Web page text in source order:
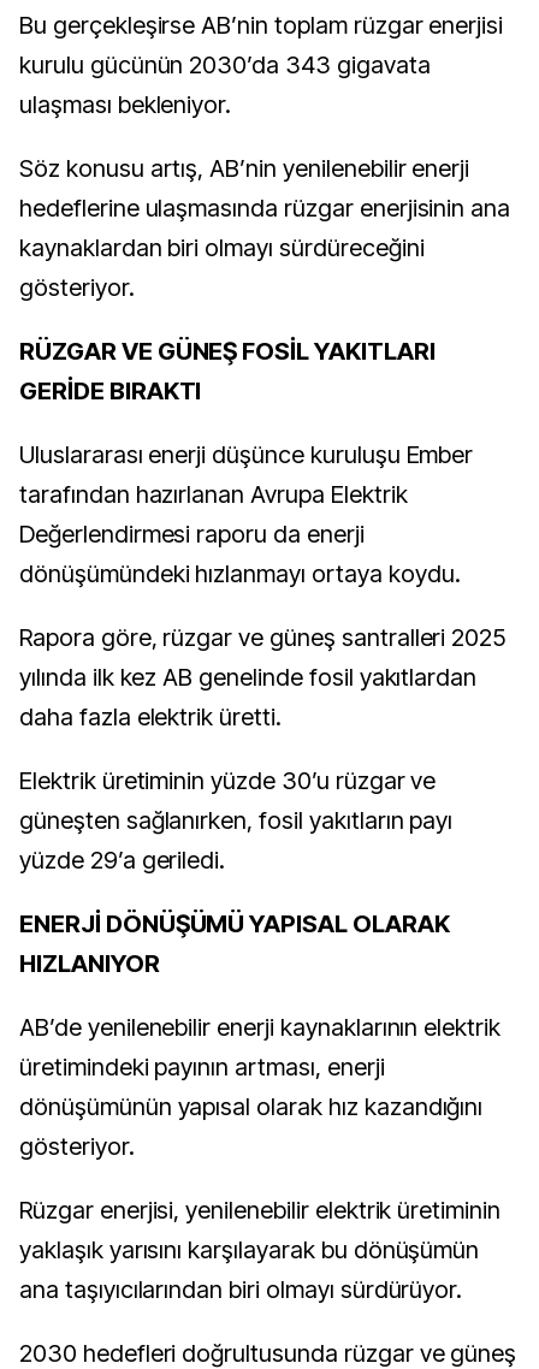
Bu gerçekleşirse AB’nin toplam rüzgar enerjisi
kurulu gücünün 2030’da 343 gigavata
ulaşması bekleniyor.
Söz konusu artış, AB’nin yenilenebilir enerji
hedeflerine ulaşmasında rüzgar enerjisinin ana
kaynaklardan biri olmayı sürdüreceğini
gösteriyor.
RÜZGAR VE GÜNEŞ FOSİL YAKITLARI
GERİDE BIRAKTI
Uluslararası enerji düşünce kuruluşu Ember
tarafından hazırlanan Avrupa Elektrik
Değerlendirmesi raporu da enerji
dönüşümündeki hızlanmayı ortaya koydu.
Rapora göre, rüzgar ve güneş santralleri 2025
yılında ilk kez AB genelinde fosil yakıtlardan
daha fazla elektrik üretti.
Elektrik üretiminin yüzde 30’u rüzgar ve
güneşten sağlanırken, fosil yakıtların payı
yüzde 29’a geriledi.
ENERJİ DÖNÜŞÜMÜ YAPISAL OLARAK
HIZLANIYOR
AB’de yenilenebilir enerji kaynaklarının elektrik
üretimindeki payının artması, enerji
dönüşümünün yapısal olarak hız kazandığını
gösteriyor.
Rüzgar enerjisi, yenilenebilir elektrik üretiminin
yaklaşık yarısını karşılayarak bu dönüşümün
ana taşıyıcılarından biri olmayı sürdürüyor.
2030 hedefleri doğrultusunda rüzgar ve güneş